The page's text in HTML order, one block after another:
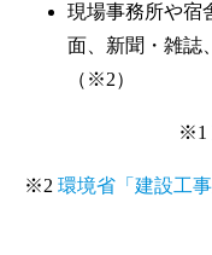
現場事務所や宿
面、新聞・雑誌
（※2）
※1
※2 環境省「建設工